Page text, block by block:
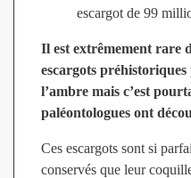
escargot de 99
Il est extrêmement rare
escargots préhistoriques
l’ambre mais c’est
paléontologues ont
Ces escargots sont si
conservés que leur